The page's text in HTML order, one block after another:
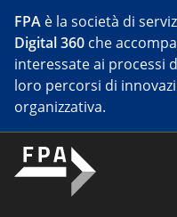
FPA è la società di
Digital 360 che
interessate ai processi
loro percorsi di
organizzativa.